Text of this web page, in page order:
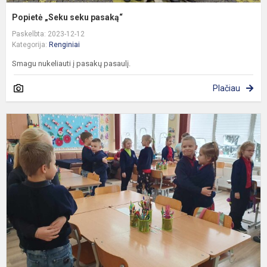
Popietė „Seku seku pasaką“
Paskelbta: 2023-12-12
Kategorija: Renginiai
Smagu nukeliauti į pasakų pasaulį.
Plačiau